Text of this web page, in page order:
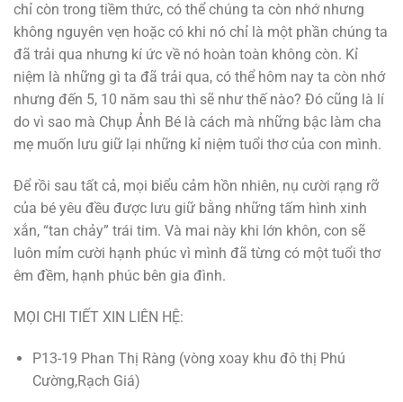
chỉ còn trong tiềm thức, có thể chúng ta còn nhớ nhưng
không nguyên vẹn hoặc có khi nó chỉ là một phần chúng ta
đã trải qua nhưng kí ức về nó hoàn toàn không còn. Kỉ
niệm là những gì ta đã trải qua, có thể hôm nay ta còn nhớ
nhưng đến 5, 10 năm sau thì sẽ như thế nào? Đó cũng là lí
do vì sao mà Chụp Ảnh Bé là cách mà những bậc làm cha
mẹ muốn lưu giữ lại những kỉ niệm tuổi thơ của con mình.
Để rồi sau tất cả, mọi biểu cảm hồn nhiên, nụ cười rạng rỡ
của bé yêu đều được lưu giữ bằng những tấm hình xinh
xắn, “tan chảy” trái tim. Và mai này khi lớn khôn, con sẽ
luôn mỉm cười hạnh phúc vì mình đã từng có một tuổi thơ
êm đềm, hạnh phúc bên gia đình.
MỌI CHI TIẾT XIN LIÊN HỆ:
P13-19 Phan Thị Ràng (vòng xoay khu đô thị Phú
Cường,Rạch Giá)